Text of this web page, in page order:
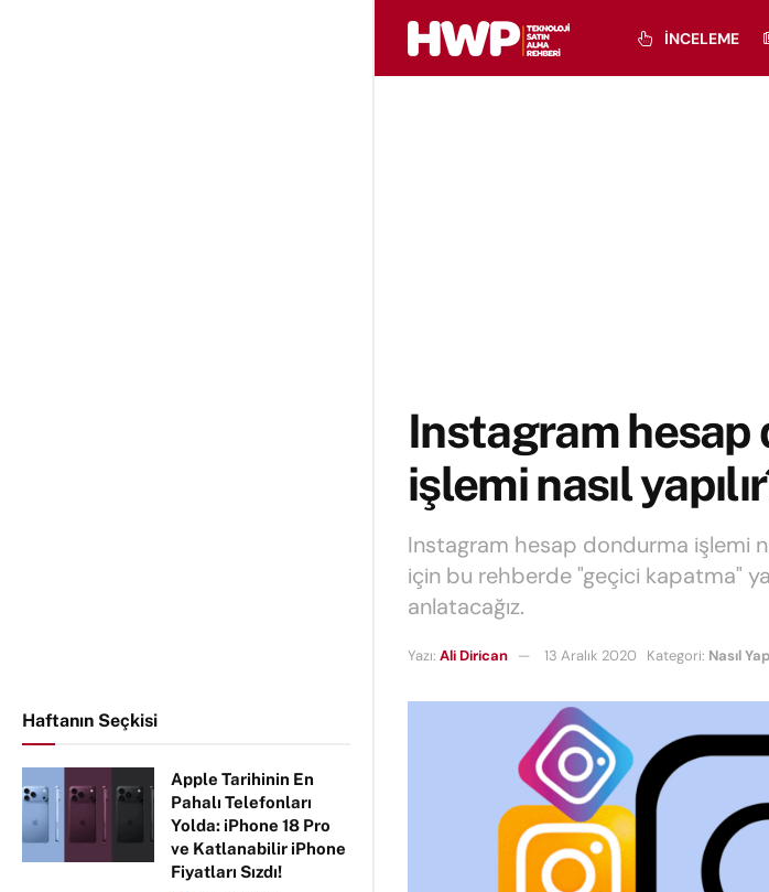
Haftanın Seçkisi
Apple Tarihinin En
Pahalı Telefonları
Yolda: iPhone 18 Pro
ve Katlanabilir iPhone
Fiyatları Sızdı!
İNCELEME
Instagram hesap
işlemi nasıl
Instagram hesap dondurma işlemi
için bu rehberde "geçici kapatma"
anlatacağız.
Yazı: Ali Dirican 13 Aralık 2020 Kategori: Nasıl